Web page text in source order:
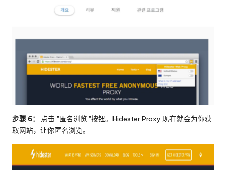
步骤 6：
点击 "匿名浏览 "按钮。Hidester Proxy 现在就会为你获
取网站，让你匿名浏览。